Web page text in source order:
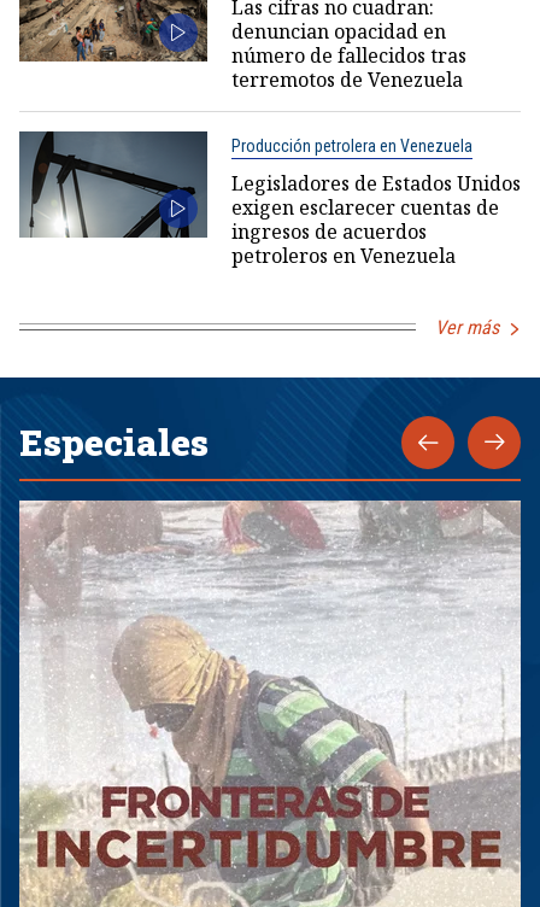
Las cifras no cuadran:
denuncian opacidad en
número de fallecidos tras
terremotos de Venezuela
Producción petrolera en Venezuela
Legisladores de Estados Unidos
exigen esclarecer cuentas de
ingresos de acuerdos
petroleros en Venezuela
Ver más
Especiales